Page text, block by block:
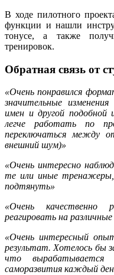
В ходе пилотного
функции и нашли
тонусе, а также
тренировок.
Обратная связь от
«Очень понравился
значительные
имен и другой
легче работать по
переключаться между
внешний шум)»
«Очень интересно
те или иные тренажеры,
подтянуть»
«Очень качественно
реагировать на
«Очень интересный
результат. Хотелось бы
что
саморазвития каждый